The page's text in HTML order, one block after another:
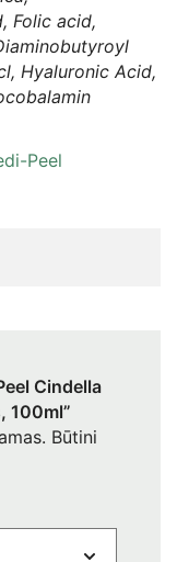
Folic acid,
Hyaluronic Acid,
Peel
Cindella
100ml”
Būtini